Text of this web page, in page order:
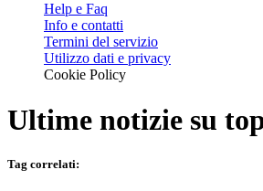
Help e Faq
Info e contatti
Termini del servizio
Utilizzo dati e privacy
Cookie Policy
Ultime notizie su
Tag correlati: